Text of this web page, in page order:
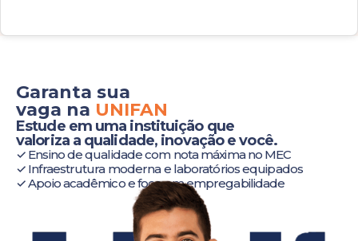
Garanta sua
vaga na UNIFAN
Estude em uma instituição que
valoriza a qualidade, inovação e você.
✓ Ensino de qualidade com nota máxima no MEC
✓ Infraestrutura moderna e laboratórios equipados
✓ Apoio acadêmico e foco em empregabilidade